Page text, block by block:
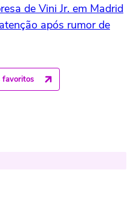
de Vini Jr. em Madrid
após rumor de
favoritos